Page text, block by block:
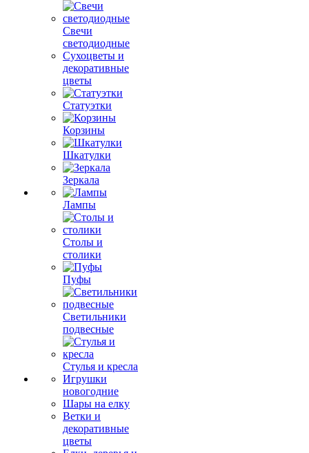
Свечи
светодиодные
Сухоцветы и
декоративные
цветы
Статуэтки
Корзины
Шкатулки
Зеркала
Лампы
Столы и
столики
Пуфы
Светильники
подвесные
Стулья и кресла
Игрушки
новогодние
Шары на елку
Ветки и
декоративные
цветы